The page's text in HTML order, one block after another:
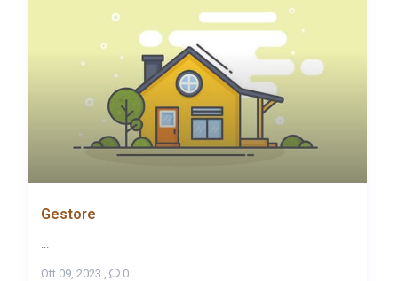
Gestore
Ott 09, 2023 0